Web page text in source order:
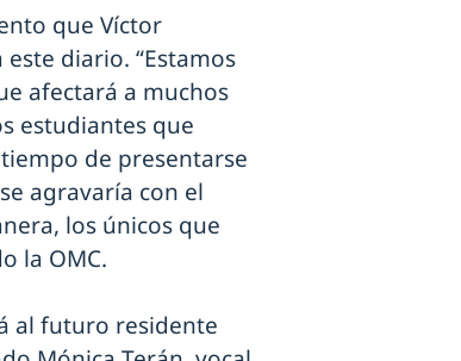
que Víctor
diario. “Estamos
afectará a muchos
estudiantes que
de presentarse
agravaría con el
los únicos que
la OMC.
al futuro residente